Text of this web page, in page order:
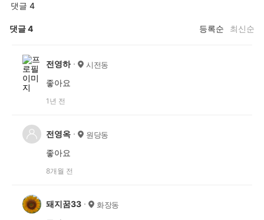
댓글 4
댓글4 등록순 최신순
전영하 시전동
좋아요
1년 전
전영옥 원당동
좋아요
8개월 전
돼지꿈33 화장동